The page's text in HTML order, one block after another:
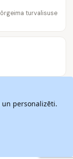
turvalisuse
personalizēti.